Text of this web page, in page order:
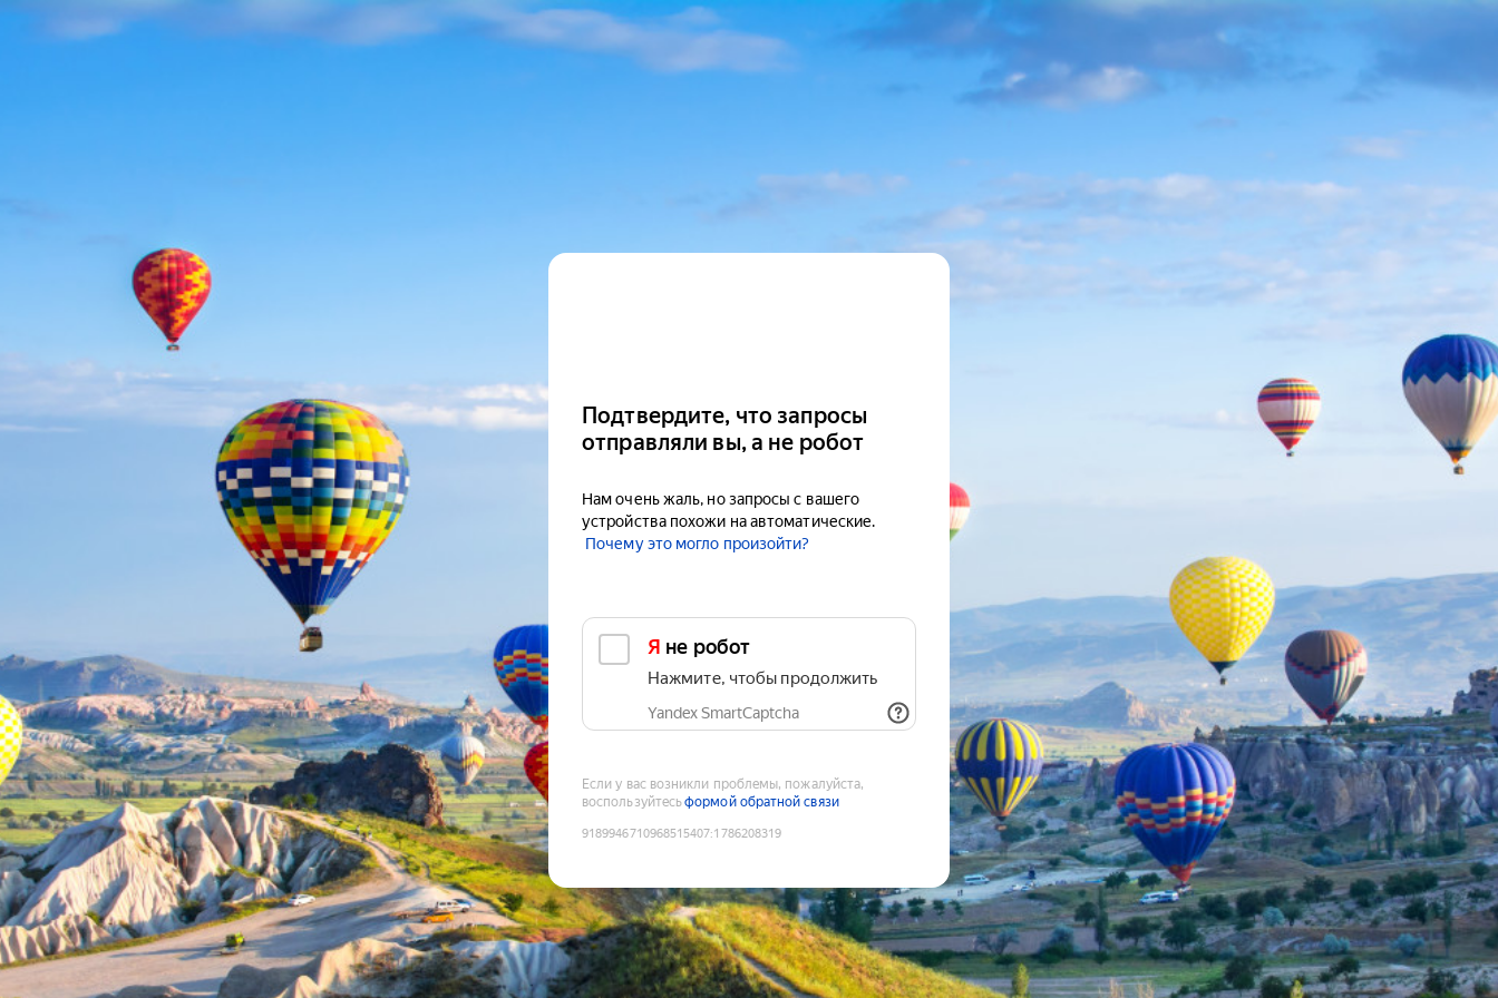
Подтвердите, что запросы
отправляли вы, а не робот
Нам очень жаль, но запросы с вашего
устройства похожи на автоматические.
Почему это могло произойти?
Я не робот
Нажмите, чтобы продолжить
Yandex SmartCaptcha
Если у вас возникли проблемы, пожалуйста,
воспользуйтесьформой обратной связи
9189946710968515407:1786208319